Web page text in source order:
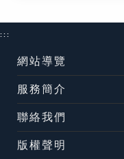
:::
網站導覽
服務簡介
聯絡我們
版權聲明